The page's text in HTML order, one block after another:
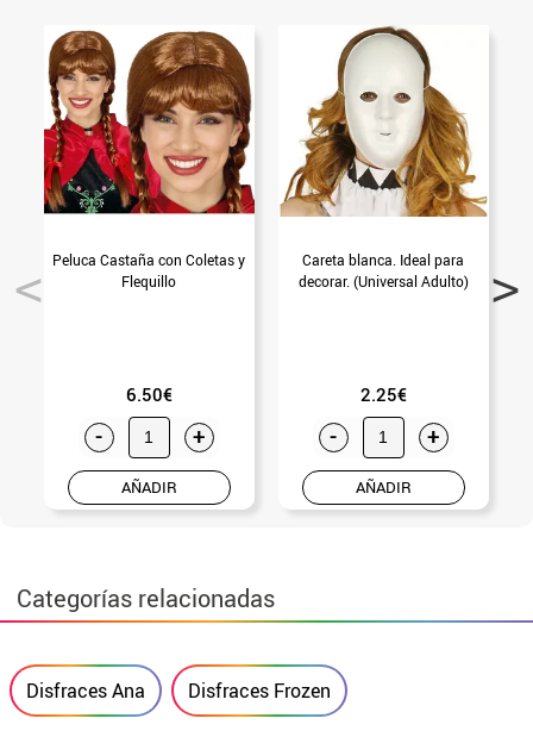
Peluca Castaña con Coletas y
Flequillo
6.50€
- +
AÑADIR
Careta blanca. Ideal para
decorar. (Universal Adulto)
2.25€
- +
AÑADIR
Categorías relacionadas
Disfraces Ana Disfraces Frozen